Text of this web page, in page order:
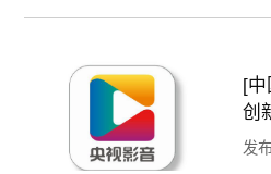
[中
创
发